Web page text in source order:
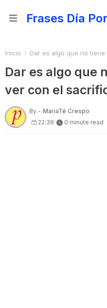
Inicio Dar es algo que no
Dar es algo que
ver con el
By - MariaTé Crespo
22:39
0 minute read